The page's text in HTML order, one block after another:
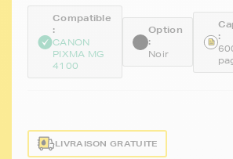
Compatible
:
CANON
PIXMA MG
4100
Option
:
Noir
:
LIVRAISON GRATUITE